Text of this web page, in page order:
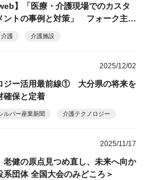
】「医療・介護現場でのカスタ
ントの事例と対策」 フォーク主
介護 介護施設
2025/12/02
ジー活用最前線① 大分県の将来を
確保と定着
ルバー産業新聞 介護テクノロジー
2025/11/17
健の原点見つめ直し、未来へ向か
系団体 全国大会のみどころ＞